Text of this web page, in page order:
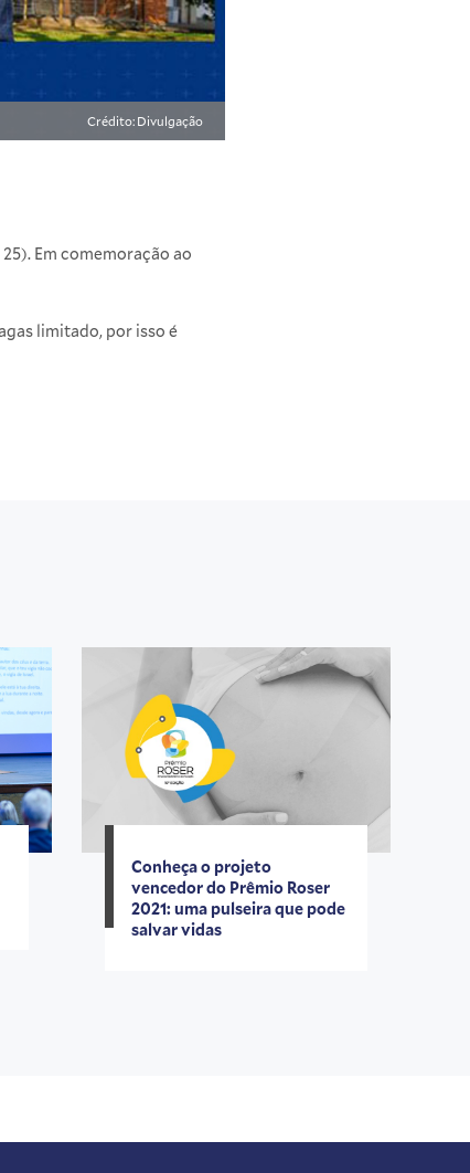
Crédito: Divulgação
Em comemoração ao
limitado, por isso é
Conheça o projeto
vencedor do Prêmio Roser
2021: uma pulseira que pode
salvar vidas